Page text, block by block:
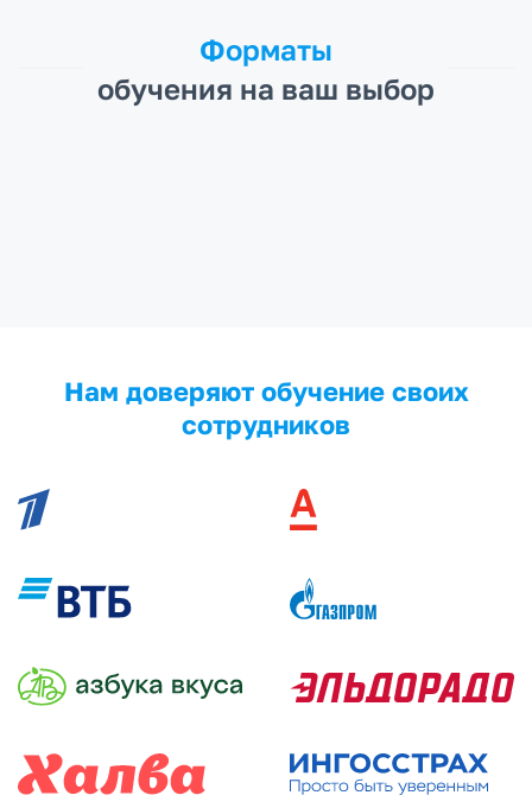
Форматы
обучения на ваш выбор
Нам доверяют обучение своих
сотрудников